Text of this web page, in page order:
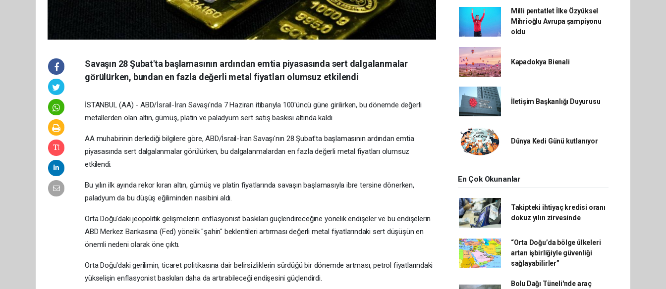
Savaşın 28 Şubat'ta başlamasının ardından emtia piyasasında sert dalgalanmalar
görülürken, bundan en fazla değerli metal fiyatları olumsuz etkilendi
İSTANBUL (AA) - ABD/İsrail-İran Savaşı'nda 7 Haziran itibarıyla 100'üncü güne girilirken, bu dönemde değerli
metallerden olan altın, gümüş, platin ve paladyum sert satış baskısı altında kaldı.
AA muhabirinin derlediği bilgilere göre, ABD/İsrail-İran Savaşı'nın 28 Şubat'ta başlamasının ardından emtia
piyasasında sert dalgalanmalar görülürken, bu dalgalanmalardan en fazla değerli metal fiyatları olumsuz
etkilendi.
Bu yılın ilk ayında rekor kıran altın, gümüş ve platin fiyatlarında savaşın başlamasıyla ibre tersine dönerken,
paladyum da bu düşüş eğiliminden nasibini aldı.
Orta Doğu'daki jeopolitik gelişmelerin enflasyonist baskıları güçlendireceğine yönelik endişeler ve bu endişelerin
ABD Merkez Bankasına (Fed) yönelik "şahin" beklentileri artırması değerli metal fiyatlarındaki sert düşüşün en
önemli nedeni olarak öne çıktı.
Orta Doğu'daki gerilimin, ticaret politikasına dair belirsizliklerin sürdüğü bir dönemde artması, petrol fiyatlarındaki
yükselişin enflasyonist baskıları daha da artırabileceği endişesini güçlendirdi.
Milli pentatlet İlke Özyüksel
Mihrioğlu Avrupa şampiyonu
oldu
Kapadokya Bienali
İletişim Başkanlığı Duyurusu
Dünya Kedi Günü kutlanıyor
En Çok Okunanlar
Takipteki ihtiyaç kredisi oranı
dokuz yılın zirvesinde
“Orta Doğu’da bölge ülkeleri
artan işbirliğiyle güvenliği
sağlayabilirler”
Bolu Dağı Tüneli'nde araç